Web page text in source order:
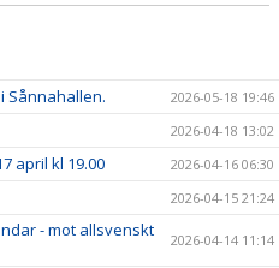
Sånnahallen. 2026-05-18 19:46
2026-04-18 13:02
april kl 19.00 2026-04-16 06:30
2026-04-15 21:24
- mot allsvenskt
2026-04-14 11:14